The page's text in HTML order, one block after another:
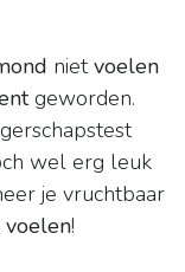
nietvoelen
geworden.
wel erg leuk
je vruchtbaar
voelen!